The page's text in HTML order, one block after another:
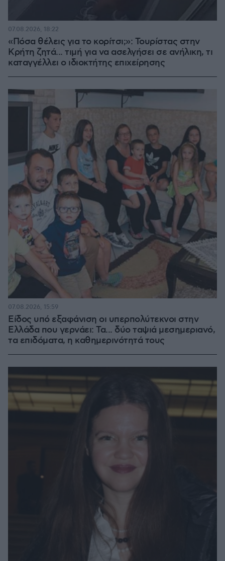
«Πόσα θέλεις για το κορίτσι;»: Τουρίστας στην
Κρήτη ζητά... τιμή για να ασελγήσει σε ανήλικη, τι
καταγγέλλει ο ιδιοκτήτης επιχείρησης
07.08.2026, 18:22
Είδος υπό εξαφάνιση οι υπερπολύτεκνοι στην
Ελλάδα που γερνάει: Τα... δύο ταψιά μεσημεριανό,
τα επιδόματα, η καθημερινότητά τους
07.08.2026, 15:59